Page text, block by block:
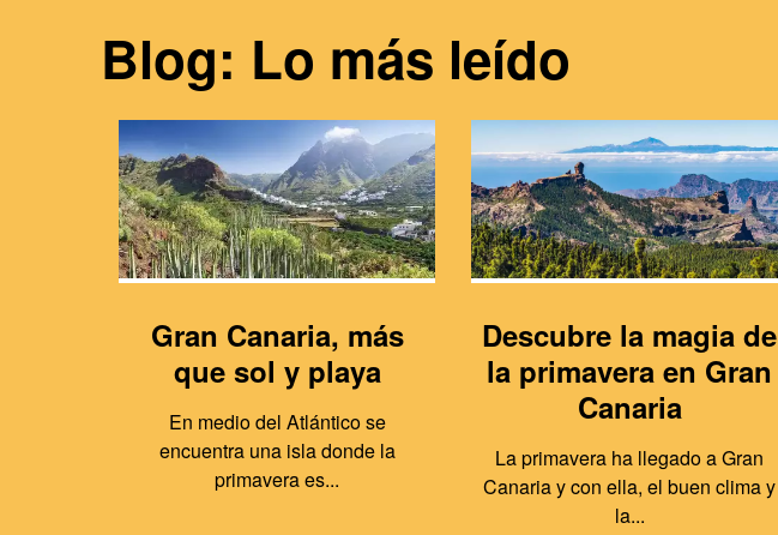
Blog: Lo más leído
Gran Canaria, más
que sol y playa
En medio del Atlántico se
encuentra una isla donde la
primavera es...
Descubre la magia de
la primavera en Gran
Canaria
La primavera ha llegado a Gran
Canaria y con ella, el buen clima y
la...